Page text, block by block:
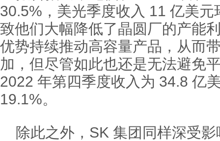
30.5%，美光季度收入 11 亿美
致他们大幅降低了晶圆厂的产能
优势持续推动高容量产品，从而
加，但尽管如此也还是无法避免
2022 年第四季度收入为 34.8 亿
19.1%。
除此之外，SK 集团同样深受